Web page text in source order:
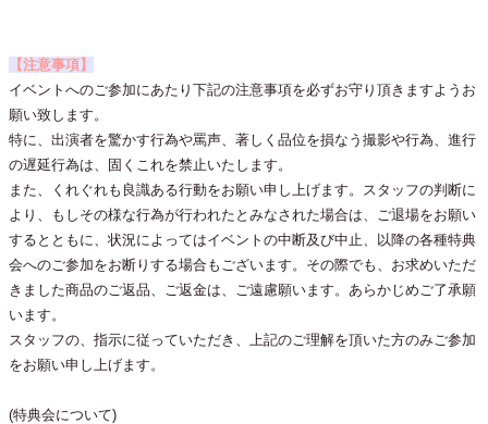
【注意事項】
イベントへのご参加にあたり下記の注意事項を必ずお守り頂きますようお
願い致します。
特に、出演者を驚かす行為や罵声、著しく品位を損なう撮影や行為、進行
の遅延行為は、固くこれを禁止いたします。
また、くれぐれも良識ある行動をお願い申し上げます。スタッフの判断に
より、もしその様な行為が行われたとみなされた場合は、ご退場をお願い
するとともに、状況によってはイベントの中断及び中止、以降の各種特典
会へのご参加をお断りする場合もございます。その際でも、お求めいただ
きました商品のご返品、ご返金は、ご遠慮願います。あらかじめご了承願
います。
スタッフの、指示に従っていただき、上記のご理解を頂いた方のみご参加
をお願い申し上げます。
(特典会について)